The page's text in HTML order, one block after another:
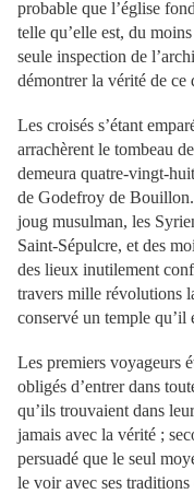
probable que l’église
telle qu’elle est, du
seule inspection de
démontrer la vérité de ce
Les croisés s’étant
arrachèrent le tombeau
demeura quatre-vingt-
de Godefroy de
joug musulman, les
Saint-Sépulcre, et des
des lieux inutilement
travers mille révolutions
conservé un temple qu’il
Les premiers voyageurs
obligés d’entrer dans
qu’ils trouvaient dans
jamais avec la vérité ;
persuadé que le seul
le voir avec ses